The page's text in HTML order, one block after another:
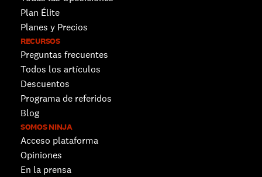
Plan Élite
Planes y Precios
RECURSOS
Preguntas frecuentes
Todos los artículos
Descuentos
Programa de referidos
Blog
SOMOS NINJA
Acceso plataforma
Opiniones
En la prensa